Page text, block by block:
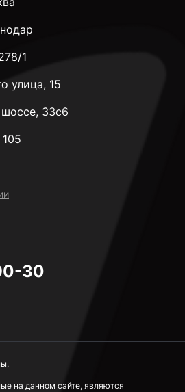
1
улица, 15
шоссе, 33с6
30
на данном сайте, являются